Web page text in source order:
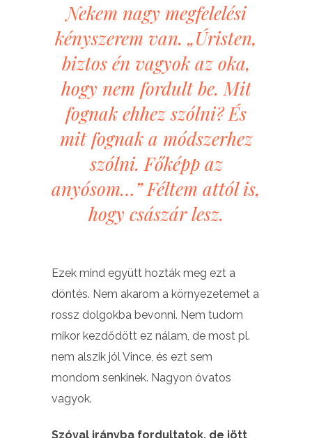
Nekem nagy megfelelési
kényszerem van. „Úristen,
biztos én vagyok az oka,
hogy nem fordult be. Mit
fognak ehhez szólni? És
mit fognak a módszerhez
szólni. Főképp az
anyósom…” Féltem attól is,
hogy császár lesz.
Ezek mind együtt hozták meg ezt a
döntés. Nem akarom a környezetemet a
rossz dolgokba bevonni. Nem tudom
mikor kezdődött ez nálam, de most pl.
nem alszik jól Vince, és ezt sem
mondom senkinek. Nagyon óvatos
vagyok.
Szóval irányba fordultatok, de jött